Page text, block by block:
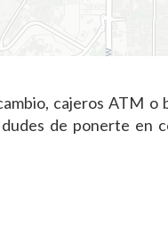
cajeros ATM
de ponerte en